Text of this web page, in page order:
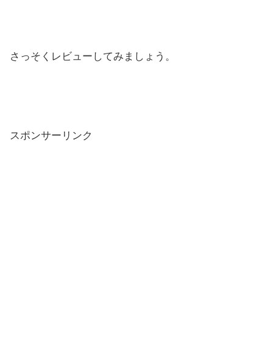
さっそくレビューしてみましょう。
スポンサーリンク